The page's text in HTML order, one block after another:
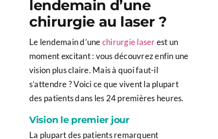
lendemain d’une
chirurgie au laser ?
Le lendemain d’unechirurgie laserest un
moment excitant : vous découvrez enfin une
vision plus claire. Mais à quoi faut-il
s’attendre ? Voici ce que vivent la plupart
des patients dans les 24 premières heures.
Vision le premier jour
La plupart des patients remarquent